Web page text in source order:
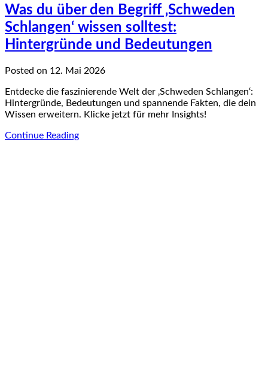
Was du über den Begriff ‚Schweden
Schlangen‘ wissen solltest:
Hintergründe und Bedeutungen
Posted on 12. Mai 2026
Entdecke die faszinierende Welt der ‚Schweden Schlangen‘:
Hintergründe, Bedeutungen und spannende Fakten, die dein
Wissen erweitern. Klicke jetzt für mehr Insights!
Continue Reading